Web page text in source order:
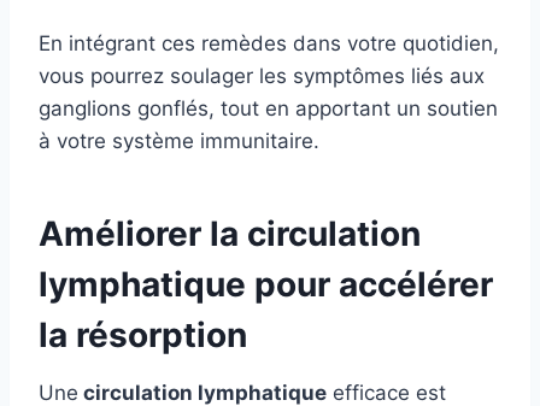
En intégrant ces remèdes dans votre quotidien,
vous pourrez soulager les symptômes liés aux
ganglions gonflés, tout en apportant un soutien
à votre système immunitaire.
Améliorer la circulation
lymphatique pour accélérer
la résorption
Une circulation lymphatique efficace est